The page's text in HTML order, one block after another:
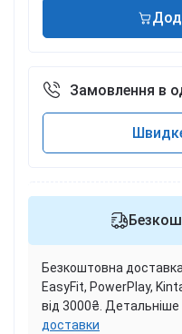
Замовлення в
Безкоштовна
EasyFit, PowerPlay,
від 3000₴. Детальніше
доставки